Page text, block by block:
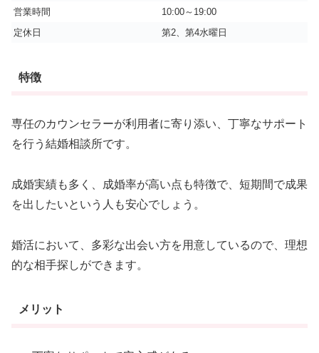
営業時間
10:00～19:00
定休日
第2、第4水曜日
特徴
専任のカウンセラーが利用者に寄り添い、丁寧なサポート
を行う結婚相談所です。
成婚実績も多く、成婚率が高い点も特徴で、短期間で成果
を出したいという人も安心でしょう。
婚活において、多彩な出会い方を用意しているので、理想
的な相手探しができます。
メリット